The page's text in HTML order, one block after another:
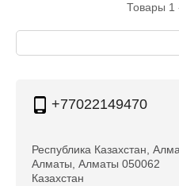
Товары 1
+77022149470
Республика Казахстан,
Алматы, Алматы 050062
Казахстан